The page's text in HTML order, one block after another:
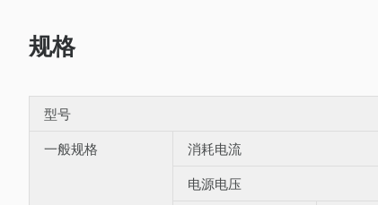
规格
型号
一般规格
消耗电流
电源电压